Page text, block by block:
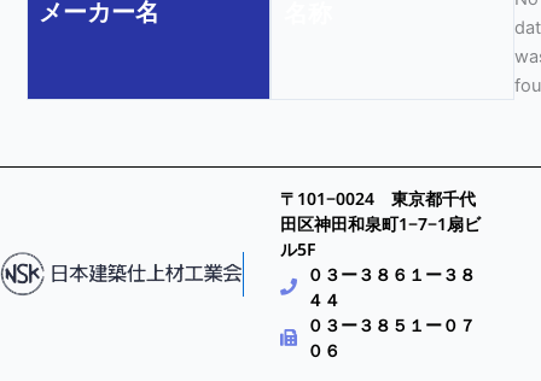
メーカー名
〒101−0024 東京都千代
田区神田和泉町1−7−1扇ビ
ル5F
０３ー３８６１ー３８
４４
０３ー３８５１ー０７
０６